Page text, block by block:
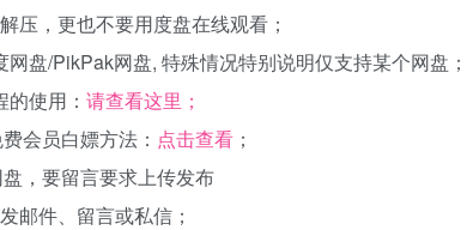
压，更也不要用度盘在线观看；
盘/PikPak网盘, 特殊情况特别说明仅支持某个网盘；
使用： 请查看这里；
会员白嫖方法： 点击查看 ；
，要留言要求上传发布
邮件、留言或私信；